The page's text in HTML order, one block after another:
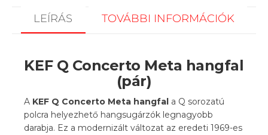
LEÍRÁS TOVÁBBI INFORMÁCIÓK
KEF Q Concerto Meta hangfal
(pár)
A KEF Q Concerto Meta hangfal a Q sorozatú
polcra helyezhető hangsugárzók legnagyobb
darabja. Ez a modernizált változat az eredeti 1969-es